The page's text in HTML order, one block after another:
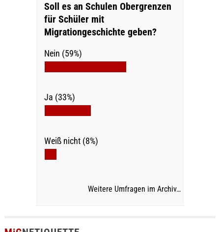
Soll es an Schulen Obergrenzen
für Schüler mit
Migrationgeschichte geben?
Nein (59%)
Ja (33%)
Weiß nicht (8%)
Weitere Umfragen im Archiv…